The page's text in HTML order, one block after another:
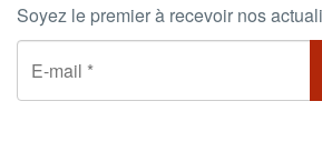
Soyez le premier à recevoir nos